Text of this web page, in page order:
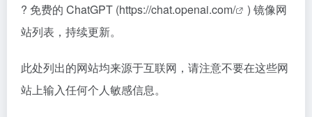
? 免费的 ChatGPT (https://chat.openai.com/
) 镜像网
站列表，持续更新。
此处列出的网站均来源于互联网，请注意不要在这些网
站上输入任何个人敏感信息。